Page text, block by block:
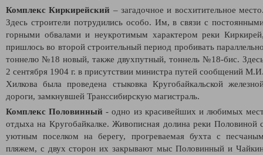
Комплекс Киркирейский – загадочное и восхитительное
Здесь строители потрудились особо. Им, в связи с
горными обвалами и неукротимым характером реки
пришлось во второй строительный период пробивать
тоннелю №18 новый, также двухпутный, тоннель №18-бис.
2 сентября 1904 г. в присутствии министра путей сообщений
Хилкова была проведена стыковка Кругобайкальской
дороги, замкнувшей Транссибирскую магистраль.
Комплекс Половинный - одно из красивейших и любимых
отдыха на Кругобайкалке. Живописная долина реки Половиной
уютным поселком на берегу, прогреваемая бухта с
пляжем, с двух сторон их закрывают мыс Половинный и